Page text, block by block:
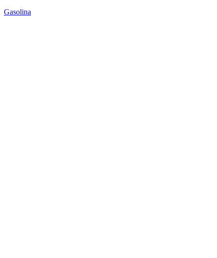
Gasolina